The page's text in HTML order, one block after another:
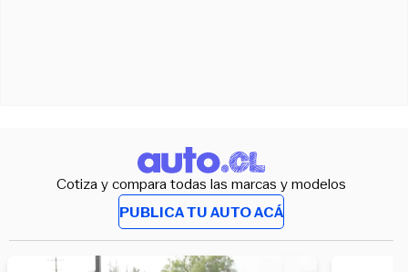
Cotiza y compara todas las marcas y modelos
PUBLICA TU AUTO ACÁ